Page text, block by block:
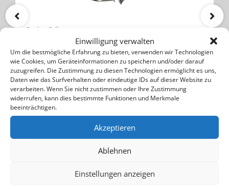
Einwilligung verwalten
Um die bestmögliche Erfahrung zu bieten, verwenden wir Technologien
wie Cookies, um Geräteinformationen zu speichern und/oder darauf
zuzugreifen. Die Zustimmung zu diesen Technologien ermöglicht es uns,
Daten wie das Surfverhalten oder eindeutige IDs auf dieser Website zu
verarbeiten. Wenn Sie nicht zustimmen oder Ihre Zustimmung
widerrufen, kann dies bestimmte Funktionen und Merkmale
beeinträchtigen.
Akzeptieren
Ablehnen
Einstellungen anzeigen
Dodge Caliber
Anhängerkupplung
COTS 600 IMP
260$ 355$
Kaufen